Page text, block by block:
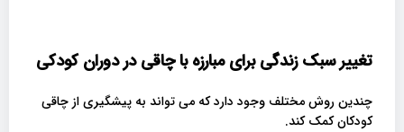
تغییر سبک زندگی برای مبارزه با چاقی در دوران کودکی
چندین روش مختلف وجود دارد که می تواند به پیشگیری از چاقی
کودکان کمک کند.